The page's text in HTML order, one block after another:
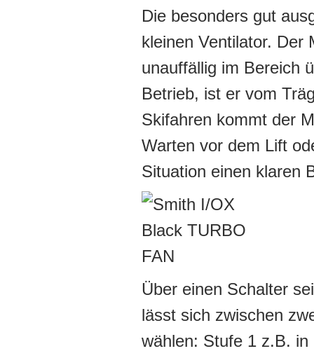
Die besonders gut
kleinen Ventilator. Der
unauffällig im Bereich
Betrieb, ist er vom
Skifahren kommt der
Warten vor dem Lift
Situation einen klaren
Über einen Schalter
lässt sich zwischen
wählen: Stufe 1 z.B. in